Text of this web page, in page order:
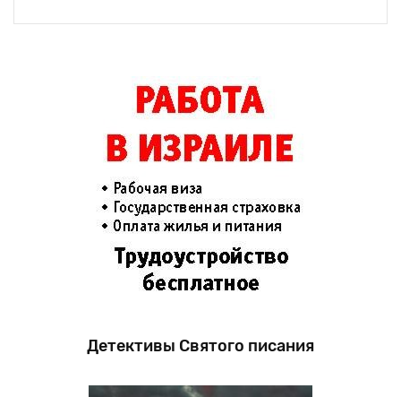
Детективы Святого писания